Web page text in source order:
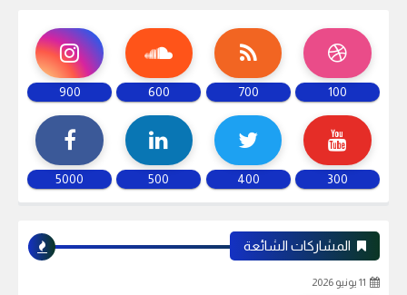
100
700
600
900
300
400
500
5000
المشاركات الشائعة
11 يونيو 2026